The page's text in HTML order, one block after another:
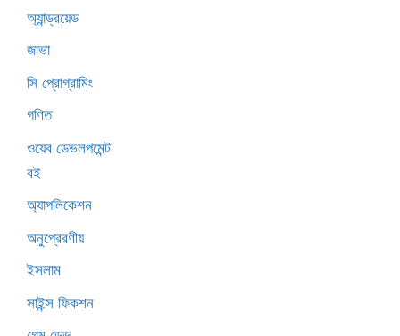
অ্যান্ড্রয়েড
জাভা
সি প্রোগ্রামিং
গণিত
ওয়েব ডেভলপমেন্ট
বই
অ্যাপলিকেশন
অনুপ্রেরণীয়
ইসলাম
সাইন্স ফিকশন